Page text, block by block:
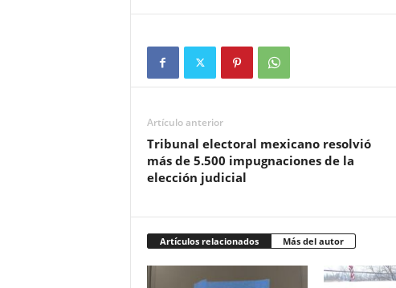
Artículo anterior
Tribunal electoral mexicano resolvió
más de 5.500 impugnaciones de la
elección judicial
Artículos relacionados Más del autor